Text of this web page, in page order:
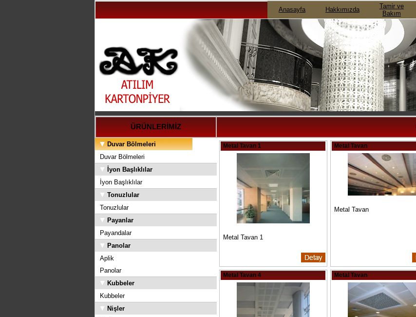
Anasayfa Hakkımızda
Tamir ve
Bakım
ÜRÜNLERİMİZ
Duvar Bölmeleri
Duvar Bölmeleri
İyon Başlıklılar
İyon Başlıklılar
Tonuzlular
Tonuzlular
Payanlar
Payandalar
Panolar
Aplik
Panolar
Kubbeler
Kubbeler
Nişler
Metal Tavan 1
Metal Tavan 1
Metal Tavan
Metal Tavan
Metal Tavan 4 Metal Tavan